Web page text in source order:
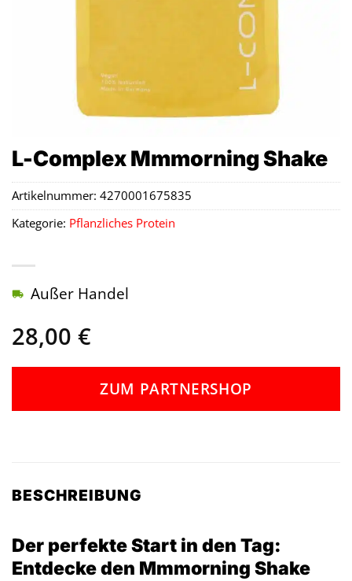
L-Complex Mmmorning Shake
28,00 €
Außer Handel
ZUM PARTNERSHOP
Artikelnummer: 4270001675835
Kategorie: Pflanzliches Protein
BESCHREIBUNG
Der perfekte Start in den Tag:
Entdecke den Mmmorning Shake